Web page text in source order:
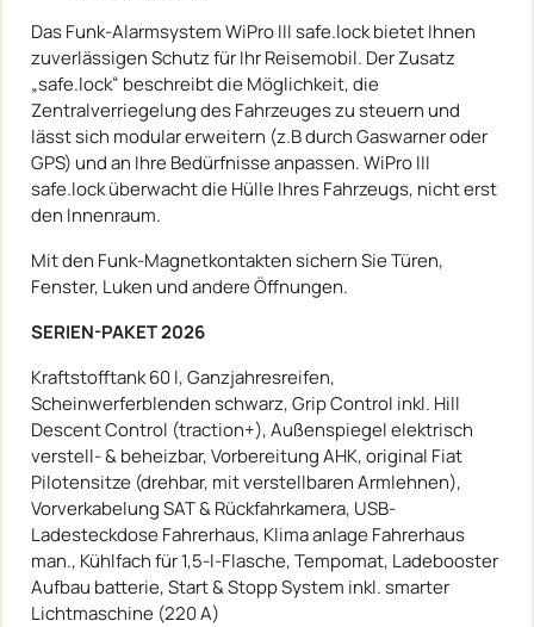
Das Funk-Alarmsystem WiPro III safe.lock bietet Ihnen
zuverlässigen Schutz für Ihr Reisemobil. Der Zusatz
„safe.lock“ beschreibt die Möglichkeit, die
Zentralverriegelung des Fahrzeuges zu steuern und
lässt sich modular erweitern (z.B durch Gaswarner oder
GPS) und an Ihre Bedürfnisse anpassen. WiPro III
safe.lock überwacht die Hülle Ihres Fahrzeugs, nicht erst
den Innenraum.
Mit den Funk-Magnetkontakten sichern Sie Türen,
Fenster, Luken und andere Öffnungen.
SERIEN-PAKET 2026
Kraftstofftank 60 l, Ganzjahresreifen,
Scheinwerferblenden schwarz, Grip Control inkl. Hill
Descent Control (traction+), Außenspiegel elektrisch
verstell- & beheizbar, Vorbereitung AHK, original Fiat
Pilotensitze (drehbar, mit verstellbaren Armlehnen),
Vorverkabelung SAT & Rückfahrkamera, USB-
Ladesteckdose Fahrerhaus, Klima anlage Fahrerhaus
man., Kühlfach für 1,5-l-Flasche, Tempomat, Ladebooster
Aufbau batterie, Start & Stopp System inkl. smarter
Lichtmaschine (220 A)